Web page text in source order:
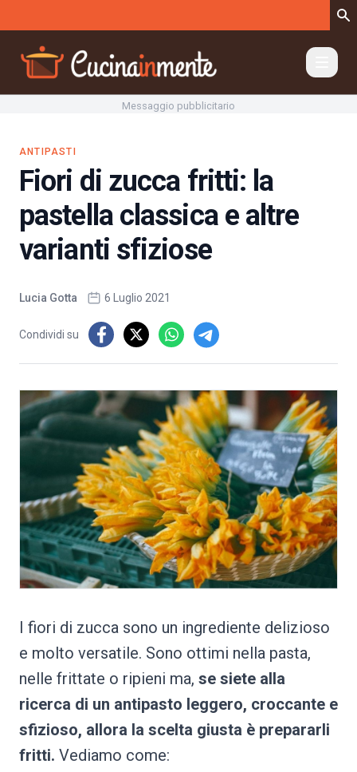
Messaggio pubblicitario
ANTIPASTI
Fiori di zucca fritti: la
pastella classica e altre
varianti sfiziose
Lucia Gotta 6 Luglio 2021
Condividi su
I fiori di zucca sono un ingrediente delizioso
e molto versatile. Sono ottimi nella pasta,
nelle frittate o ripieni ma, se siete alla
ricerca di un antipasto leggero, croccante e
sfizioso, allora la scelta giusta è prepararli
fritti. Vediamo come: